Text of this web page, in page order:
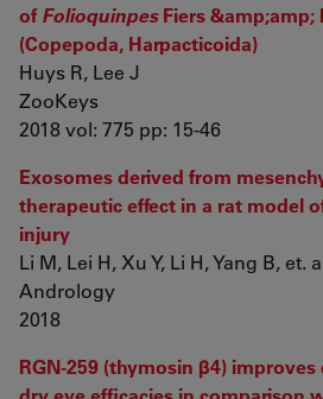
ofFolioquinpesFiers &amp;amp;
(Copepoda, Harpacticoida)
Huys R, Lee J
ZooKeys
2018 vol: 775 pp: 15-46
Exosomes derived from
therapeutic effect in a rat model
injury
Li M, Lei H, Xu Y, Li H, Yang B, et.
Andrology
2018
RGN-259 (thymosin β4)